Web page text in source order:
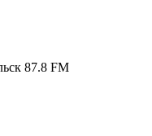
87.8 FM